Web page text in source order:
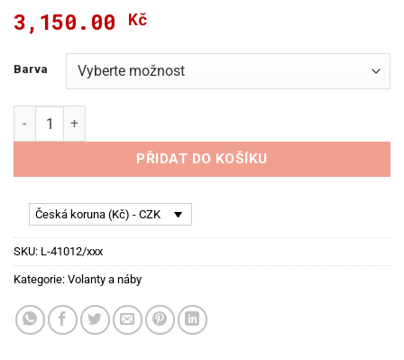
3,150.00 Kč
Barva
Volant MIRAGE CORSA/semiš – Odsazený 350 mm – Luisi
PŘIDAT DO KOŠÍKU
Česká koruna (Kč) - CZK
SKU: L-41012/xxx
Kategorie: Volanty a náby